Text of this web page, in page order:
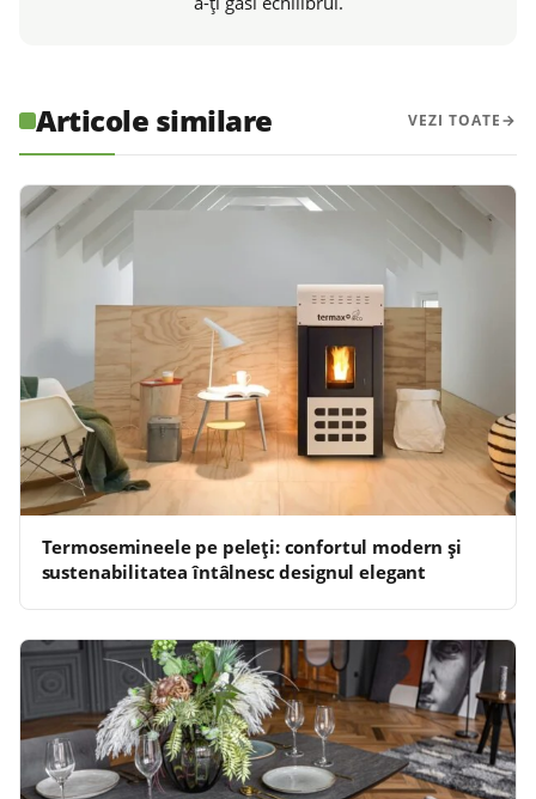
Articole similare VEZI TOATE
Termosemineele pe peleți: confortul modern și
sustenabilitatea întâlnesc designul elegant